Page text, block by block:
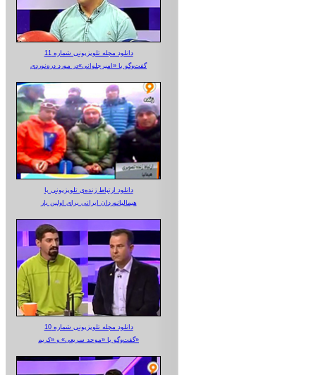
دانلود مجله تلویزیونی شماره 11
گفت‌وگو با «امیرجلوانی»در مورد دره‌نوردی
دانلود ارتباط زنده‌ی تلویزیونی‌ با
هیمالیانوردان ایرانی برای اولین بار
دانلود مجله تلویزیونی شماره 10
گفت‌وگو با «موحد سریعی» و «کریم»